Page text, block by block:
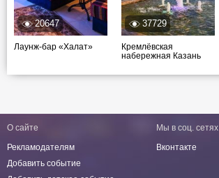
20647
Лаунж-бар «Халат»
37729
Кремлёвская
набережная Казань
О сайте
Рекламодателям
Добавить событие
Мы в соц. сетях
Вконтакте